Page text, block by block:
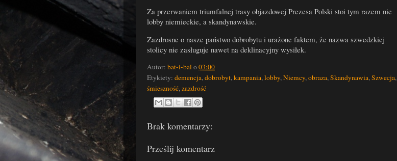
Za przerwaniem triumfalnej trasy objazdowej Prezesa Polski stoi tym razem nie
lobby niemieckie, a skandynawskie.
Zazdrosne o nasze państwo dobrobytu i urażone faktem, że nazwa szwedzkiej
stolicy nie zasługuje nawet na deklinacyjny wysiłek.
Autor: bat-i-balo03:00
Etykiety: demencja,dobrobyt,kampania,lobby,Niemcy,obraza,Skandynawia,Szwecja,
śmieszność,zazdrość
Brak komentarzy:
Prześlij komentarz